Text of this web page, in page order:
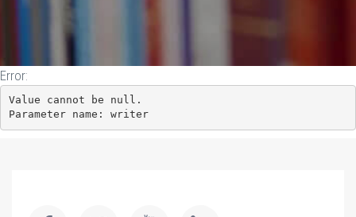
Error:
Value cannot be null.
Parameter name: writer